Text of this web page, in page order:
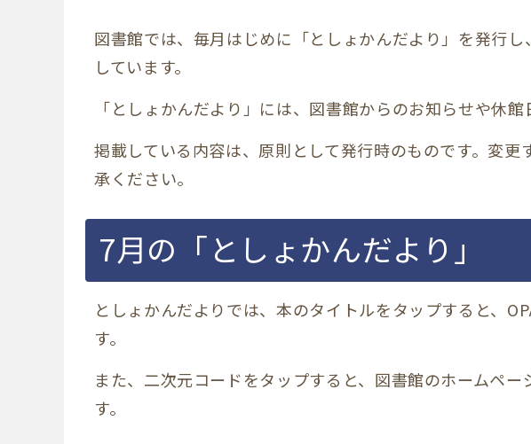
図書館では、毎月はじめに「としょかんだより」を発行
しています。
「としょかんだより」には、図書館からのお知らせや休館
掲載している内容は、原則として発行時のものです。変
承ください。
7月の「としょかんだより」
としょかんだよりでは、本のタイトルをタップすると、
す。
また、二次元コードをタップすると、図書館のホームペ
す。